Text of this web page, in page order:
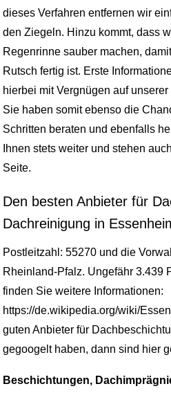
dieses Verfahren entfernen wir
den Ziegeln. Hinzu kommt, dass
Regenrinne sauber machen,
Rutsch fertig ist. Erste
hierbei mit Vergnügen auf
Sie haben somit ebenso die
Schritten beraten und ebenfalls
Ihnen stets weiter und stehen
Seite.
Den besten Anbieter für
Dachreinigung in
Postleitzahl: 55270 und die
Rheinland-Pfalz. Ungefähr 3.439
finden Sie weitere Informationen:
https://de.wikipedia.org/wiki/
guten Anbieter für
gegoogelt haben, dann sind hier
Beschichtungen,